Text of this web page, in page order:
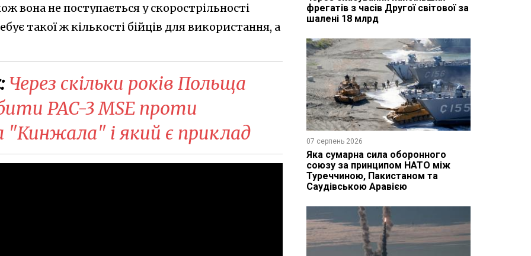
вона не поступається у скорострільності
такої ж кількості бійців для використання, а
Через скільки років Польща
PAC-3 MSE проти
і який є приклад
фрегатів з часів Другої світової за
шалені 18 млрд
07 серпень 2026
Яка сумарна сила оборонного
союзу за принципом НАТО між
Туреччиною, Пакистаном та
Саудівською Аравією